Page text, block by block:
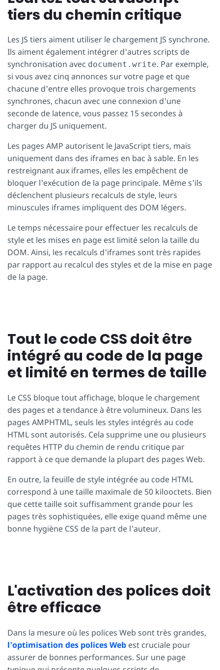
tiers du chemin critique
Les JS tiers aiment utiliser le chargement JS synchrone.
Ils aiment également intégrer d'autres scripts de
synchronisation avec document.write. Par exemple,
si vous avez cinq annonces sur votre page et que
chacune d'entre elles provoque trois chargements
synchrones, chacun avec une connexion d'une
seconde de latence, vous passez 15 secondes à
charger du JS uniquement.
Les pages AMP autorisent le JavaScript tiers, mais
uniquement dans des iframes en bac à sable. En les
restreignant aux iframes, elles les empêchent de
bloquer l'exécution de la page principale. Même s'ils
déclenchent plusieurs recalculs de style, leurs
minuscules iframes impliquent des DOM légers.
Le temps nécessaire pour effectuer les recalculs de
style et les mises en page est limité selon la taille du
DOM. Ainsi, les recalculs d'iframes sont très rapides
par rapport au recalcul des styles et de la mise en page
de la page.
Tout le code CSS doit être
intégré au code de la page
et limité en termes de taille
Le CSS bloque tout affichage, bloque le chargement
des pages et a tendance à être volumineux. Dans les
pages AMPHTML, seuls les styles intégrés au code
HTML sont autorisés. Cela supprime une ou plusieurs
requêtes HTTP du chemin de rendu critique par
rapport à ce que demande la plupart des pages Web.
En outre, la feuille de style intégrée au code HTML
correspond à une taille maximale de 50 kilooctets. Bien
que cette taille soit suffisamment grande pour les
pages très sophistiquées, elle exige quand même une
bonne hygiène CSS de la part de l'auteur.
L'activation des polices doit
être efficace
Dans la mesure où les polices Web sont très grandes,
l'optimisation des polices Web est cruciale pour
assurer de bonnes performances. Sur une page